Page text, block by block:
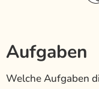
Aufgaben
Welche Aufgaben